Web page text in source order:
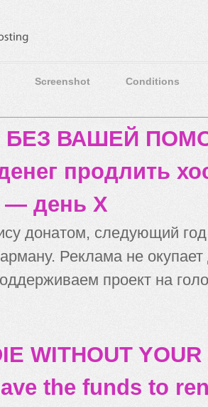
Screenshot Conditions
БЕЗ ВАШЕЙ
продлить
— день X
донатом, следующий
Реклама не
проект на
WITHOUT
the funds to